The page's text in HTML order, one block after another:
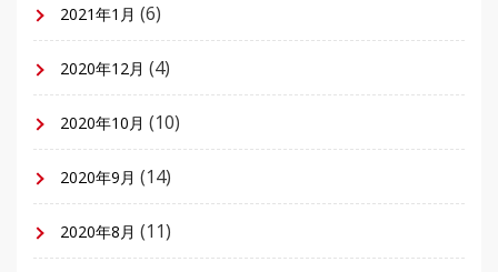
2021年1月 (6)
2020年12月 (4)
2020年10月 (10)
2020年9月 (14)
2020年8月 (11)